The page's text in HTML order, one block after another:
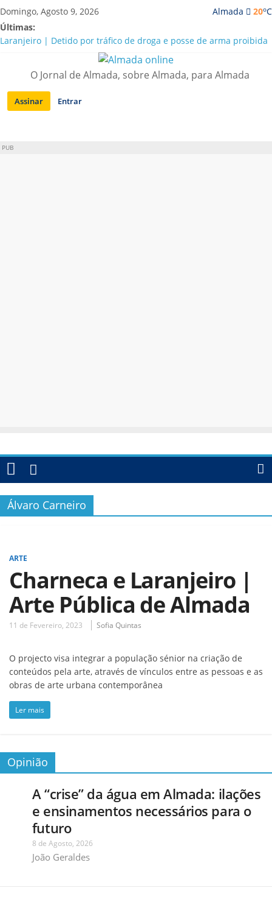
Saltar
para
conteúdo
Almada 20oC
Domingo, Agosto 9, 2026
Últimas:
Laranjeiro | Detido por tráfico de droga e posse de arma proibida
A “crise” da água em Almada: ilações e ensinamentos necessários
Costa da Caparica | Polícia Marítima e ASAE detectam
irregularidades em habitações e restaurantes
APA diz que falta de água em Almada “foi um problema de má
O Jornal de Almada, sobre Almada, para Almada
Assinar Entrar
PUB
Álvaro Carneiro
ARTE
Charneca e Laranjeiro |
Arte Pública de Almada
11 de Fevereiro, 2023 Sofia Quintas
O projecto visa integrar a população sénior na criação de
conteúdos pela arte, através de vínculos entre as pessoas e as
obras de arte urbana contemporânea
Ler mais
Opinião
A “crise” da água em Almada: ilações
e ensinamentos necessários para o
futuro
8 de Agosto, 2026
João Geraldes